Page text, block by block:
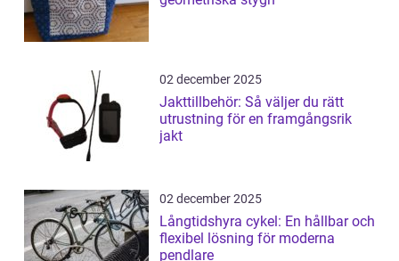
02 december 2025
Jakttillbehör: Så väljer du rätt
utrustning för en framgångsrik
jakt
02 december 2025
Långtidshyra cykel: En hållbar och
flexibel lösning för moderna
pendlare